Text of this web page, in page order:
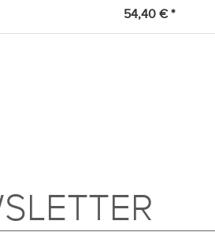
54,40 € *